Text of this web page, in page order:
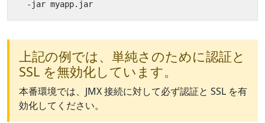
上記の例では、単純さのために認証と
SSL を無効化しています。
本番環境では、JMX 接続に対して必ず認証と SSL を有
効化してください。